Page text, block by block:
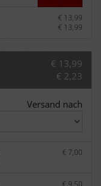
€ 13,99
€ 13,99
€ 13,99
€ 2,23
Versand nach
€ 7,00